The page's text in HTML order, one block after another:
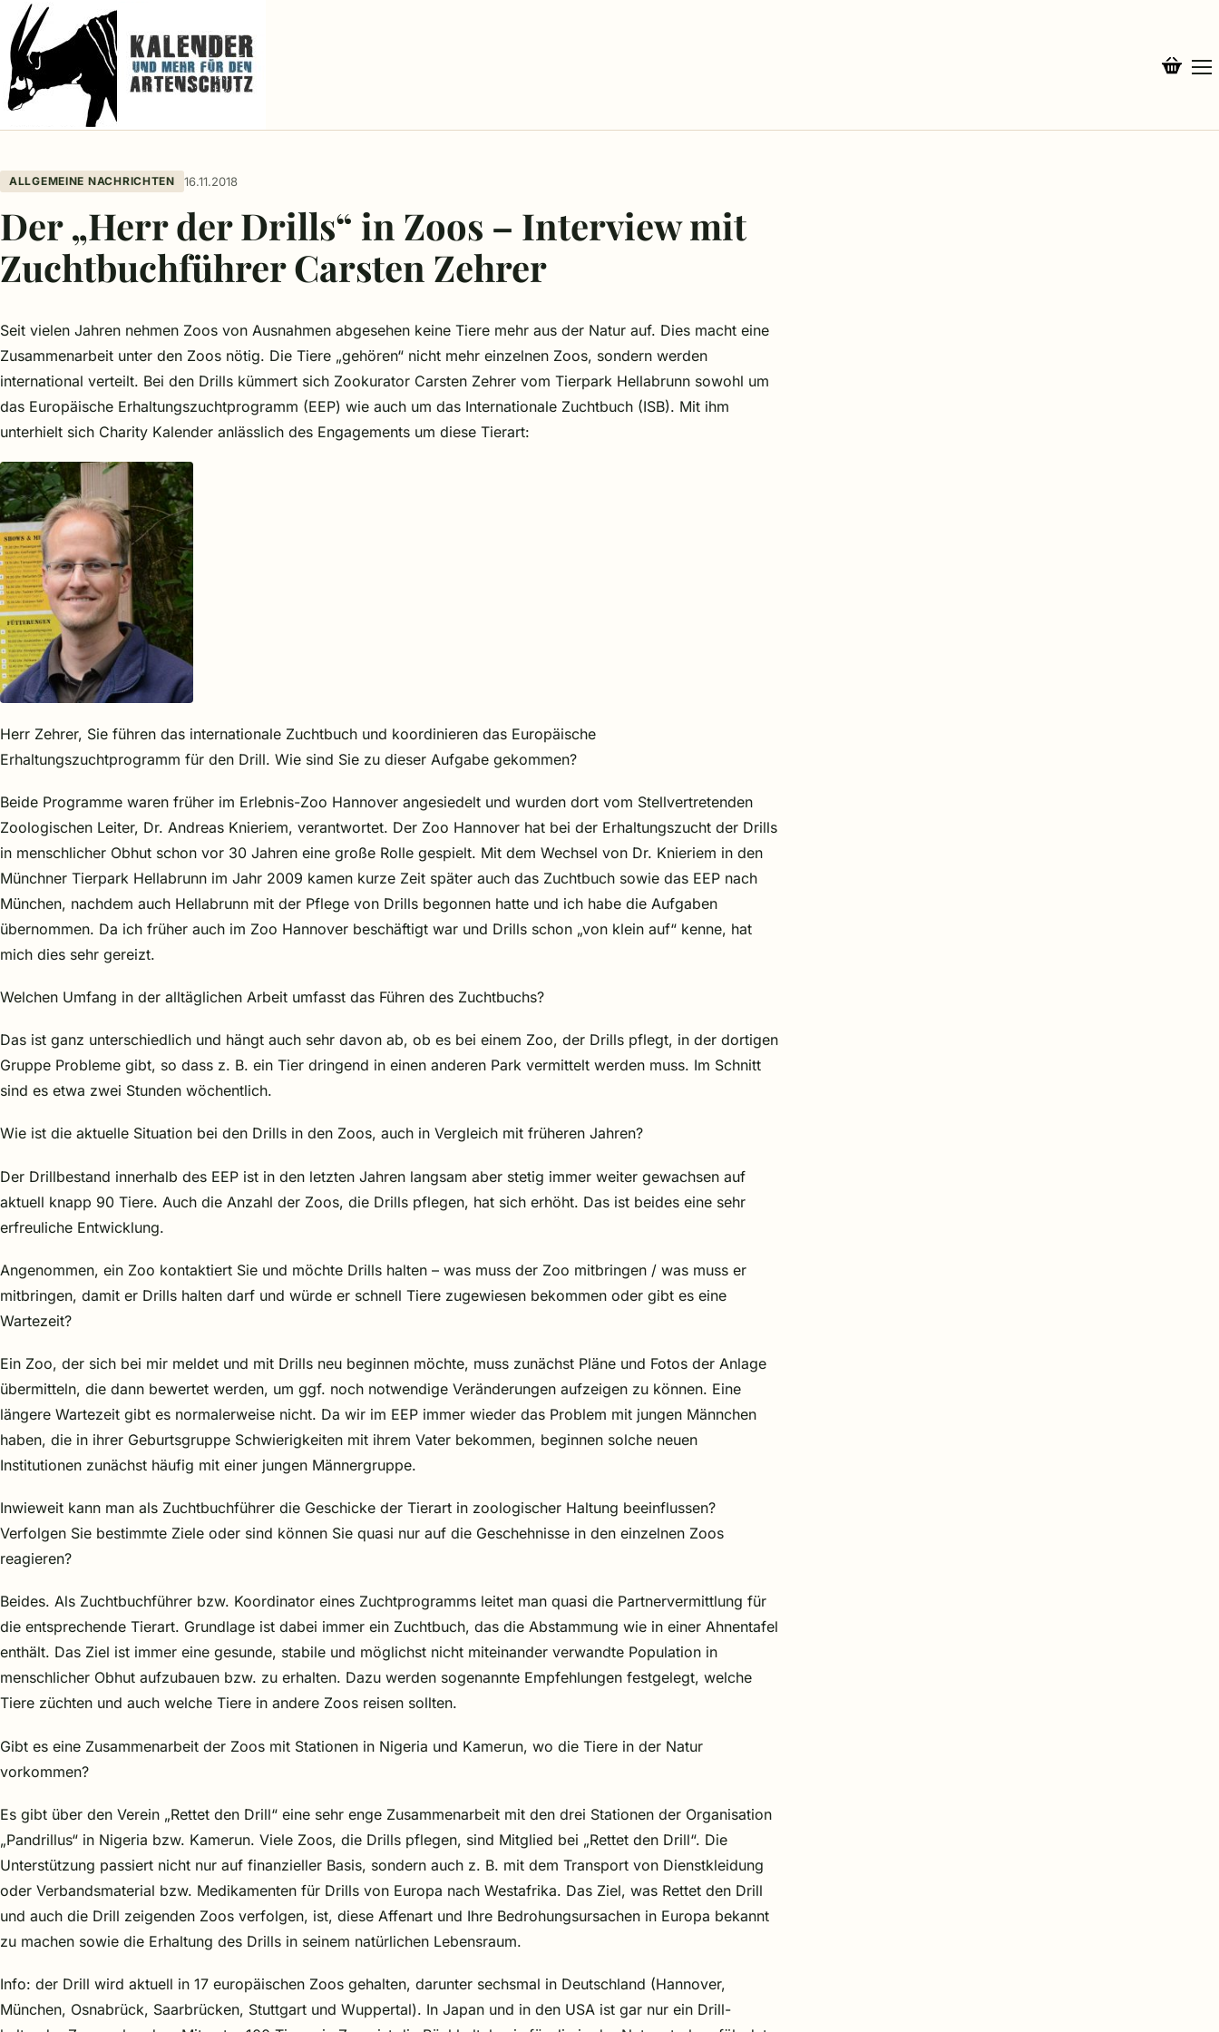
ALLGEMEINE NACHRICHTEN 16.11.2018
Der „Herr der Drills“ in Zoos – Interview mit
Zuchtbuchführer Carsten Zehrer
Seit vielen Jahren nehmen Zoos von Ausnahmen abgesehen keine Tiere mehr aus der Natur auf. Dies macht eine
Zusammenarbeit unter den Zoos nötig. Die Tiere „gehören“ nicht mehr einzelnen Zoos, sondern werden
international verteilt. Bei den Drills kümmert sich Zookurator Carsten Zehrer vom Tierpark Hellabrunn sowohl um
das Europäische Erhaltungszuchtprogramm (EEP) wie auch um das Internationale Zuchtbuch (ISB). Mit ihm
unterhielt sich Charity Kalender anlässlich des Engagements um diese Tierart:
Herr Zehrer, Sie führen das internationale Zuchtbuch und koordinieren das Europäische
Erhaltungszuchtprogramm für den Drill. Wie sind Sie zu dieser Aufgabe gekommen?
Beide Programme waren früher im Erlebnis-Zoo Hannover angesiedelt und wurden dort vom Stellvertretenden
Zoologischen Leiter, Dr. Andreas Knieriem, verantwortet. Der Zoo Hannover hat bei der Erhaltungszucht der Drills
in menschlicher Obhut schon vor 30 Jahren eine große Rolle gespielt. Mit dem Wechsel von Dr. Knieriem in den
Münchner Tierpark Hellabrunn im Jahr 2009 kamen kurze Zeit später auch das Zuchtbuch sowie das EEP nach
München, nachdem auch Hellabrunn mit der Pflege von Drills begonnen hatte und ich habe die Aufgaben
übernommen. Da ich früher auch im Zoo Hannover beschäftigt war und Drills schon „von klein auf“ kenne, hat
mich dies sehr gereizt.
Welchen Umfang in der alltäglichen Arbeit umfasst das Führen des Zuchtbuchs?
Das ist ganz unterschiedlich und hängt auch sehr davon ab, ob es bei einem Zoo, der Drills pflegt, in der dortigen
Gruppe Probleme gibt, so dass z. B. ein Tier dringend in einen anderen Park vermittelt werden muss. Im Schnitt
sind es etwa zwei Stunden wöchentlich.
Wie ist die aktuelle Situation bei den Drills in den Zoos, auch in Vergleich mit früheren Jahren?
Der Drillbestand innerhalb des EEP ist in den letzten Jahren langsam aber stetig immer weiter gewachsen auf
aktuell knapp 90 Tiere. Auch die Anzahl der Zoos, die Drills pflegen, hat sich erhöht. Das ist beides eine sehr
erfreuliche Entwicklung.
Angenommen, ein Zoo kontaktiert Sie und möchte Drills halten – was muss der Zoo mitbringen / was muss er
mitbringen, damit er Drills halten darf und würde er schnell Tiere zugewiesen bekommen oder gibt es eine
Wartezeit?
Ein Zoo, der sich bei mir meldet und mit Drills neu beginnen möchte, muss zunächst Pläne und Fotos der Anlage
übermitteln, die dann bewertet werden, um ggf. noch notwendige Veränderungen aufzeigen zu können. Eine
längere Wartezeit gibt es normalerweise nicht. Da wir im EEP immer wieder das Problem mit jungen Männchen
haben, die in ihrer Geburtsgruppe Schwierigkeiten mit ihrem Vater bekommen, beginnen solche neuen
Institutionen zunächst häufig mit einer jungen Männergruppe.
Inwieweit kann man als Zuchtbuchführer die Geschicke der Tierart in zoologischer Haltung beeinflussen?
Verfolgen Sie bestimmte Ziele oder sind können Sie quasi nur auf die Geschehnisse in den einzelnen Zoos
reagieren?
Beides. Als Zuchtbuchführer bzw. Koordinator eines Zuchtprogramms leitet man quasi die Partnervermittlung für
die entsprechende Tierart. Grundlage ist dabei immer ein Zuchtbuch, das die Abstammung wie in einer Ahnentafel
enthält. Das Ziel ist immer eine gesunde, stabile und möglichst nicht miteinander verwandte Population in
menschlicher Obhut aufzubauen bzw. zu erhalten. Dazu werden sogenannte Empfehlungen festgelegt, welche
Tiere züchten und auch welche Tiere in andere Zoos reisen sollten.
Gibt es eine Zusammenarbeit der Zoos mit Stationen in Nigeria und Kamerun, wo die Tiere in der Natur
vorkommen?
Es gibt über den Verein „Rettet den Drill“ eine sehr enge Zusammenarbeit mit den drei Stationen der Organisation
„Pandrillus“ in Nigeria bzw. Kamerun. Viele Zoos, die Drills pflegen, sind Mitglied bei „Rettet den Drill“. Die
Unterstützung passiert nicht nur auf finanzieller Basis, sondern auch z. B. mit dem Transport von Dienstkleidung
oder Verbandsmaterial bzw. Medikamenten für Drills von Europa nach Westafrika. Das Ziel, was Rettet den Drill
und auch die Drill zeigenden Zoos verfolgen, ist, diese Affenart und Ihre Bedrohungsursachen in Europa bekannt
zu machen sowie die Erhaltung des Drills in seinem natürlichen Lebensraum.
Info: der Drill wird aktuell in 17 europäischen Zoos gehalten, darunter sechsmal in Deutschland (Hannover,
München, Osnabrück, Saarbrücken, Stuttgart und Wuppertal). In Japan und in den USA ist gar nur ein Drill-